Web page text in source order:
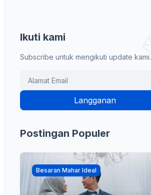
Ikuti kami
Subscribe untuk mengikuti update kami.
Postingan Populer
Besaran Mahar Ideal